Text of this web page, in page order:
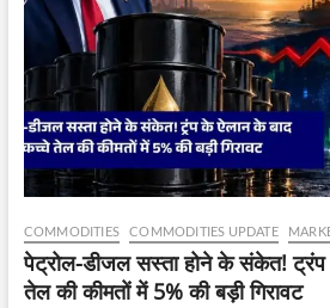
पर
आलोचना
का
सामना
पड़ा;
पूरी
पढ़ें।
COMMODITIES COMMODITIES UPDATE
पेट्रोल-डीजल सस्ता होने के संकेत!
तेल की कीमतों में 5% की बड़ी गिरावट